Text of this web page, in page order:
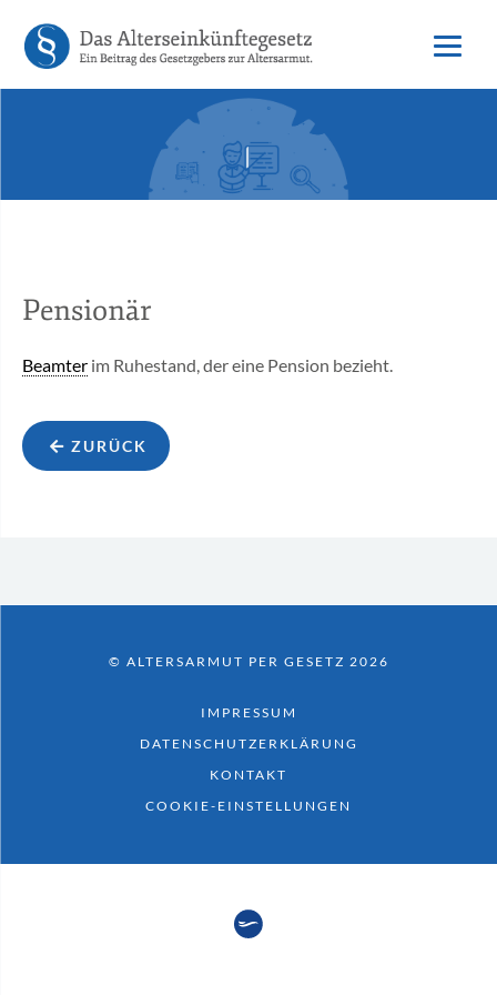
Pensionär
Beamter im Ruhestand, der eine Pension bezieht.
ZURÜCK
© ALTERSARMUT PER GESETZ 2026
IMPRESSUM
DATENSCHUTZERKLÄRUNG
KONTAKT
COOKIE-EINSTELLUNGEN